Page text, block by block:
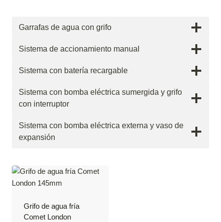
Garrafas de agua con grifo
Sistema de accionamiento manual
Sistema con batería recargable
Sistema con bomba eléctrica sumergida y grifo
con interruptor
Sistema con bomba eléctrica externa y vaso de
expansión
Grifo de agua fría
Comet London